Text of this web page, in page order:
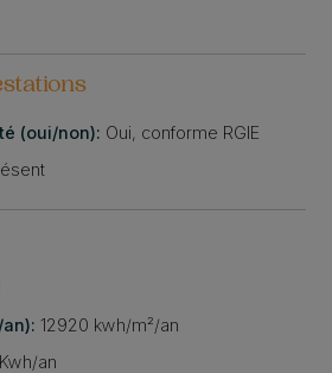
(oui/non): Oui, conforme RGIE
an): 12920 kwh/m²/an
an